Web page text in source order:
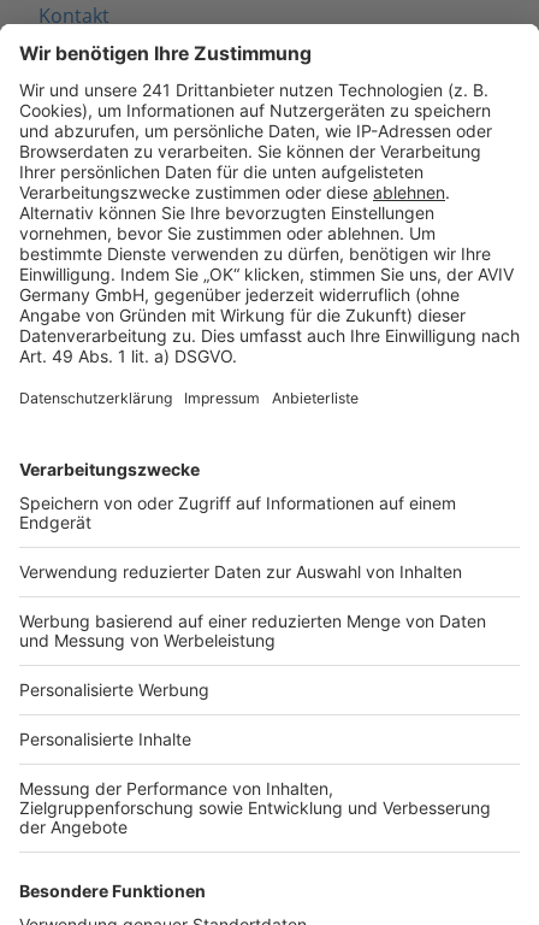
Kontakt
Seitenaufbau
Barrierefreiheit
Cookie Einstellungen
Rechtliches
AGB-Übersicht
Datenschutz
Impressum
Services
Bauprojekt-Quiz
Häuser-Suche
Hausanbieter-Suche
Bauprojekt-Profil
Für Unternehmen
Ihre Baufirma auf bauen.de
Kostenloses Infogespräch